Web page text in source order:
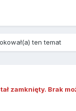
ten temat
zamknięty. Brak